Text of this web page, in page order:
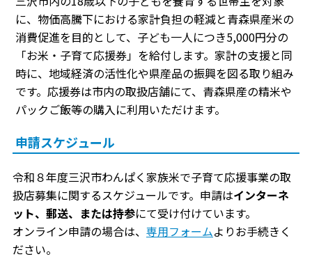
に、物価高騰下における家計負担の軽減と青森県産米の
消費促進を目的として、子ども一人につき5,000円分の
「お米・子育て応援券」を給付します。家計の支援と同
時に、地域経済の活性化や県産品の振興を図る取り組み
です。応援券は市内の取扱店舗にて、青森県産の精米や
パックご飯等の購入に利用いただけます。
申請スケジュール
令和８年度三沢市わんぱく家族米で子育て応援事業の取
扱店募集に関するスケジュールです。申請はインターネ
ット、郵送、または持参にて受け付けています。
オンライン申請の場合は、 専用フォームよりお手続きく
ださい。